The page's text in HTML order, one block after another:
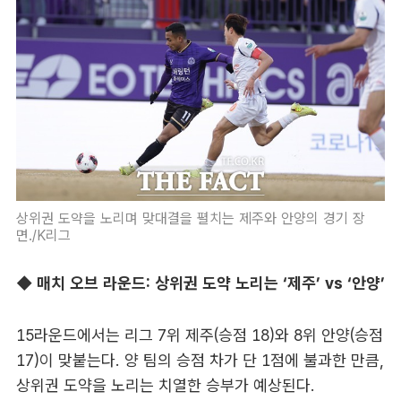
상위권 도약을 노리며 맞대결을 펼치는 제주와 안양의 경기 장
면./K리그
◆ 매치 오브 라운드: 상위권 도약 노리는 ‘제주’ vs ‘안양’
15라운드에서는 리그 7위 제주(승점 18)와 8위 안양(승점
17)이 맞붙는다. 양 팀의 승점 차가 단 1점에 불과한 만큼,
상위권 도약을 노리는 치열한 승부가 예상된다.